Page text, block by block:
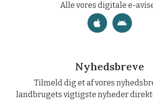
Alle vores digitale e-
Nyhedsbreve
Tilmeld dig et af vores
landbrugets vigtigste nyheder